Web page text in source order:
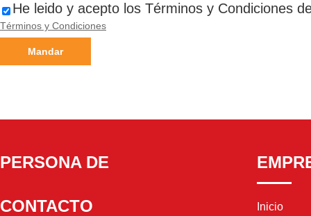
He leido y acepto los Términos y Condiciones
Términos y Condiciones
Mandar
PERSONA DE
CONTACTO
Inicio